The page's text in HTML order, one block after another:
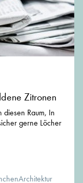
Zitronen
Raum, In
gerne Löcher